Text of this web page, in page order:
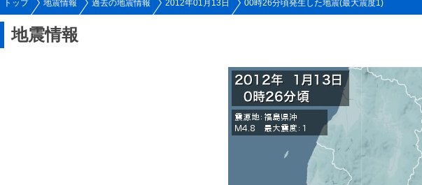
トップ 地震情報 過去の地震情報 2012年01月13日 00時26分頃発生した地震(最大震度1)
地震情報